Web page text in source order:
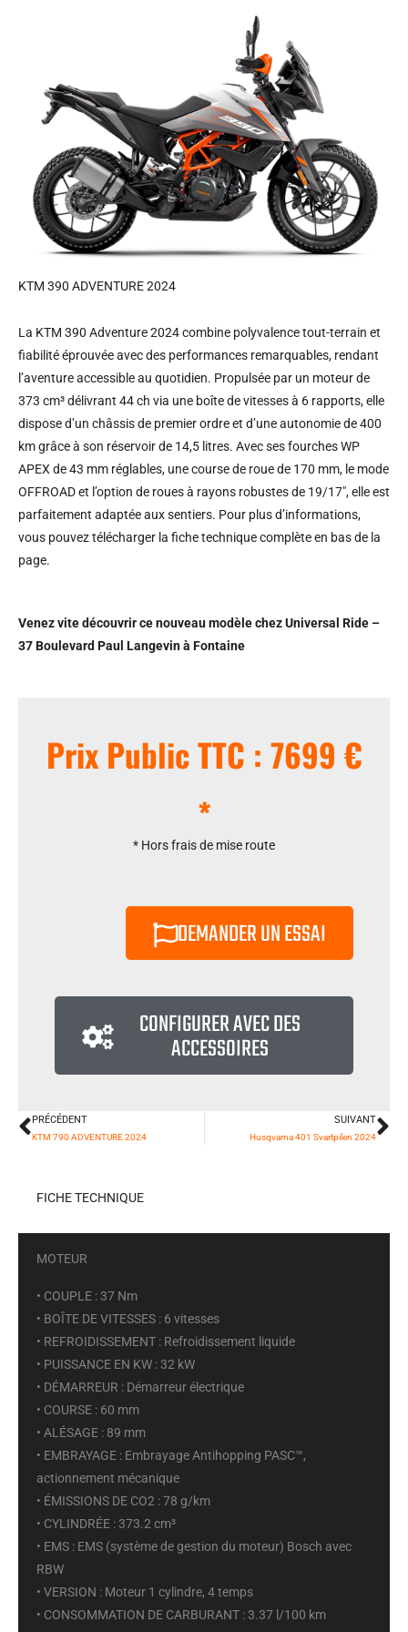
KTM 390 ADVENTURE 2024
La KTM 390 Adventure 2024 combine polyvalence tout-terrain et
fiabilité éprouvée avec des performances remarquables, rendant
l’aventure accessible au quotidien. Propulsée par un moteur de
373 cm³ délivrant 44 ch via une boîte de vitesses à 6 rapports, elle
dispose d’un châssis de premier ordre et d’une autonomie de 400
km grâce à son réservoir de 14,5 litres. Avec ses fourches WP
APEX de 43 mm réglables, une course de roue de 170 mm, le mode
OFFROAD et l’option de roues à rayons robustes de 19/17″, elle est
parfaitement adaptée aux sentiers. Pour plus d’informations,
vous pouvez télécharger la fiche technique complète en bas de la
page.
Venez vite découvrir ce nouveau modèle chez Universal Ride –
37 Boulevard Paul Langevin à Fontaine
Prix Public TTC : 7699 €
*
* Hors frais de mise route
DEMANDER UN ESSAI
CONFIGURER AVEC DES
ACCESSOIRES
Précédent
PRÉCÉDENT
KTM 790 ADVENTURE 2024
SUIVANT
Husqvarna 401 Svartpilen 2024
FICHE TECHNIQUE
MOTEUR
• COUPLE : 37 Nm
• BOÎTE DE VITESSES : 6 vitesses
• REFROIDISSEMENT : Refroidissement liquide
• PUISSANCE EN KW : 32 kW
• DÉMARREUR : Démarreur électrique
• COURSE : 60 mm
• ALÉSAGE : 89 mm
• EMBRAYAGE : Embrayage Antihopping PASC™,
actionnement mécanique
• ÉMISSIONS DE CO2 : 78 g/km
• CYLINDRÉE : 373.2 cm³
• EMS : EMS (système de gestion du moteur) Bosch avec
RBW
• VERSION : Moteur 1 cylindre, 4 temps
• CONSOMMATION DE CARBURANT : 3.37 l/100 km